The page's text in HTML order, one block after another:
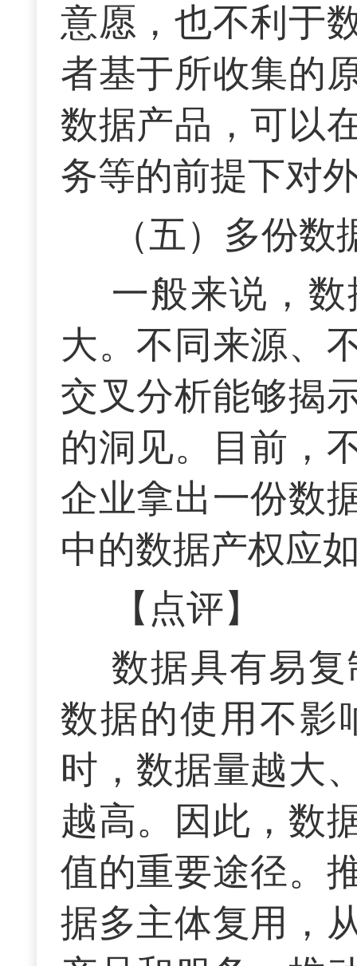
意愿，也不利于
者基于所收集的
数据产品，可以
务等的前提下对
（五）多份
一般来说，
大。不同来源、
交叉分析能够揭
的洞见。目前，
企业拿出一份数
中的数据产权应
【点评】
数据具有易
数据的使用不影
时，数据量越大
越高。因此，数
值的重要途径。
据多主体复用，